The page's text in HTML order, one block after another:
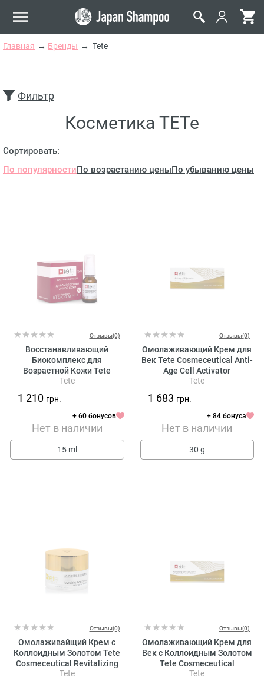
Главная Бренды Tete
Фильтр
Косметика TETe
Сортировать:
По популярностиПо возрастанию ценыПо убыванию цены
Отзывы(0)
Восстанавливающий
Биокомплекс для
Возрастной Кожи Tete
Cosmeceutical Biocomplex
Tete
1 210 грн.
+ 60 бонусов
Нет в наличии
15 ml
Отзывы(0)
Омолаживающий Крем для
Век Tete Cosmeceutical Anti-
Age Cell Activator
Tete
1 683 грн.
+ 84 бонуса
Нет в наличии
30 g
Отзывы(0)
Омолаживайщий Крем с
Коллоидным Золотом Tete
Cosmeceutical Revitalizing
Gold Cream
Tete
Отзывы(0)
Омолаживающий Крем для
Век с Коллоидным Золотом
Tete Cosmeceutical
Revitalizing Gold Eye Cream
Tete